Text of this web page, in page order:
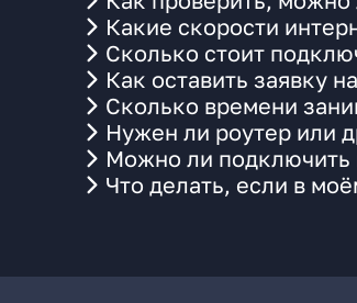
Какие скорости
Сколько стоит
Как оставить заявку
Сколько времени
Нужен ли роутер или
Можно ли подключить
Что делать, если в